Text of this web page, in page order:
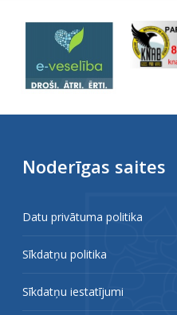
Noderīgas saites
Datu privātuma politika
Sīkdatņu politika
Sīkdatņu iestatījumi